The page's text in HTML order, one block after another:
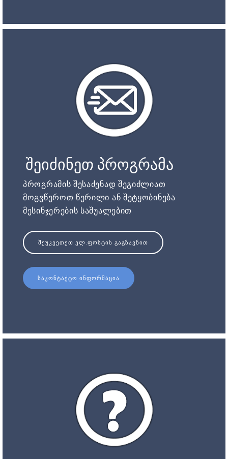
შეიძინეთ პროგრამა
პროგრამის შესაძენად შეგიძლიათ
მოგვწეროთ წერილი ან შეტყობინება
მესინჯერების საშუალებით
ᲨᲔᲣᲙᲕᲔᲗᲔᲗ ᲔᲚ.ᲤᲝᲡᲢᲘᲡ ᲒᲐᲒᲖᲐᲕᲜᲘᲗ
ᲡᲐᲙᲝᲜᲢᲐᲥᲢᲝ ᲘᲜᲤᲝᲠᲛᲐᲪᲘᲐ